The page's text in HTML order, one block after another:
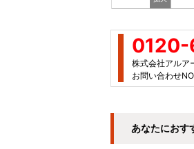
0120-
株式会社アルア
お問い合わせ
あなたにおす